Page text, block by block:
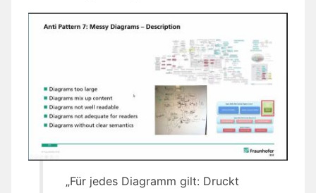
„Für jedes Diagramm gilt: Druckt